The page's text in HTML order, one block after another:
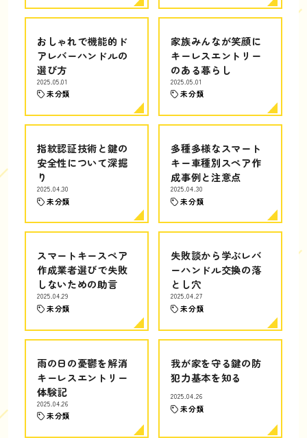
おしゃれで機能的ド
アレバーハンドルの
選び方
2025.05.01
未分類
家族みんなが笑顔に
キーレスエントリー
のある暮らし
2025.05.01
未分類
指紋認証技術と鍵の
安全性について深掘
り
2025.04.30
未分類
多種多様なスマート
キー車種別スペア作
成事例と注意点
2025.04.30
未分類
スマートキースペア
作成業者選びで失敗
しないための助言
2025.04.29
未分類
失敗談から学ぶレバ
ーハンドル交換の落
とし穴
2025.04.27
未分類
雨の日の憂鬱を解消
キーレスエントリー
体験記
2025.04.26
未分類
我が家を守る鍵の防
犯力基本を知る
2025.04.26
未分類